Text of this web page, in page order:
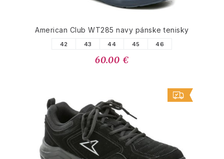
American Club WT285 navy pánske tenisky
42 43 44 45 46
60.00 €